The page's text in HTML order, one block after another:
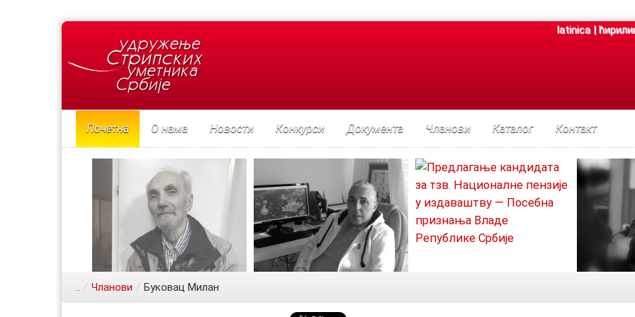
latinica|
Почетна О нама Новости Конкурси Документа Чланови Каталог Контакт
.. / Чланови / Буковац Милан